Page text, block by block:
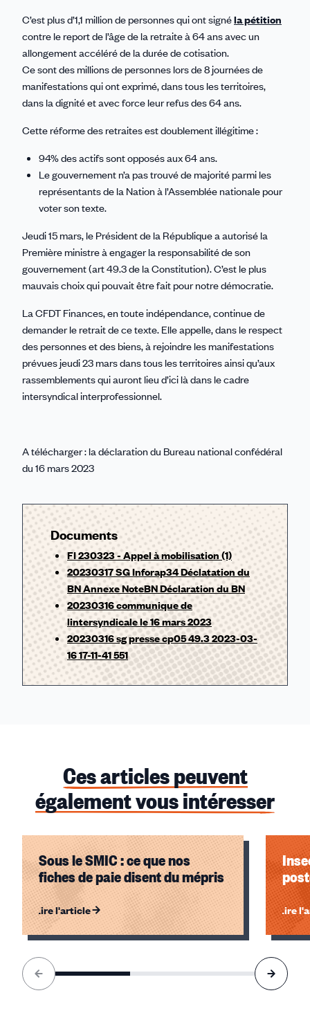
C’est plus d’1,1 million de personnes qui ont signéla pétition
contre le report de l’âge de la retraite à 64 ans avec un
allongement accéléré de la durée de cotisation.
Ce sont des millions de personnes lors de 8 journées de
manifestations qui ont exprimé, dans tous les territoires,
dans la dignité et avec force leur refus des 64 ans.
Cette réforme des retraites est doublement illégitime :
94% des actifs sont opposés aux 64 ans.
Le gouvernement n’a pas trouvé de majorité parmi les
représentants de la Nation à l’Assemblée nationale pour
voter son texte.
Jeudi 15 mars, le Président de la République a autorisé la
Première ministre à engager la responsabilité de son
gouvernement (art 49.3 de la Constitution). C’est le plus
mauvais choix qui pouvait être fait pour notre démocratie.
La CFDT Finances, en toute indépendance, continue de
demander le retrait de ce texte. Elle appelle, dans le respect
des personnes et des biens, à rejoindre les manifestations
prévues jeudi 23 mars dans tous les territoires ainsi qu’aux
rassemblements qui auront lieu d’ici là dans le cadre
intersyndical interprofessionnel.
A télécharger : la déclaration du Bureau national confédéral
du 16 mars 2023
Documents
FI 230323 - Appel à mobilisation (1)
20230317 SG Inforap34 Déclatation du
BN Annexe NoteBN Déclaration du BN
20230316 communique de
lintersyndicale le 16 mars 2023
20230316 sg presse cp05 49.3 2023-03-
16 17-11-41 551
Ces articles peuvent
également vous intéresser
Sous le SMIC : ce que nos
fiches de paie disent du mépris
Lire l'article Lire